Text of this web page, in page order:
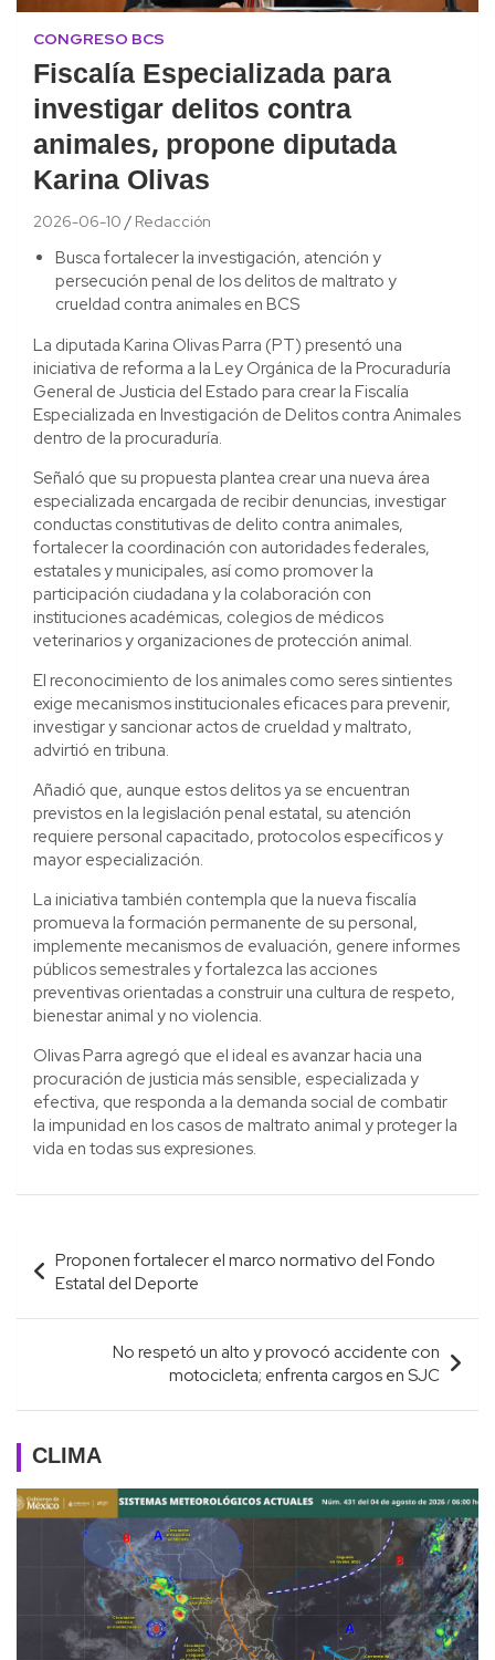
CONGRESO BCS
Fiscalía Especializada para
investigar delitos contra
animales, propone diputada
Karina Olivas
2026-06-10 Redacción
Busca fortalecer la investigación, atención y
persecución penal de los delitos de maltrato y
crueldad contra animales en BCS
La diputada Karina Olivas Parra (PT) presentó una
iniciativa de reforma a la Ley Orgánica de la Procuraduría
General de Justicia del Estado para crear la Fiscalía
Especializada en Investigación de Delitos contra Animales
dentro de la procuraduría.
Señaló que su propuesta plantea crear una nueva área
especializada encargada de recibir denuncias, investigar
conductas constitutivas de delito contra animales,
fortalecer la coordinación con autoridades federales,
estatales y municipales, así como promover la
participación ciudadana y la colaboración con
instituciones académicas, colegios de médicos
veterinarios y organizaciones de protección animal.
El reconocimiento de los animales como seres sintientes
exige mecanismos institucionales eficaces para prevenir,
investigar y sancionar actos de crueldad y maltrato,
advirtió en tribuna.
Añadió que, aunque estos delitos ya se encuentran
previstos en la legislación penal estatal, su atención
requiere personal capacitado, protocolos específicos y
mayor especialización.
La iniciativa también contempla que la nueva fiscalía
promueva la formación permanente de su personal,
implemente mecanismos de evaluación, genere informes
públicos semestrales y fortalezca las acciones
preventivas orientadas a construir una cultura de respeto,
bienestar animal y no violencia.
Olivas Parra agregó que el ideal es avanzar hacia una
procuración de justicia más sensible, especializada y
efectiva, que responda a la demanda social de combatir
la impunidad en los casos de maltrato animal y proteger la
vida en todas sus expresiones.
Navegación
de
entradas
Proponen fortalecer el marco normativo del Fondo
Estatal del Deporte
No respetó un alto y provocó accidente con
motocicleta; enfrenta cargos en SJC
CLIMA